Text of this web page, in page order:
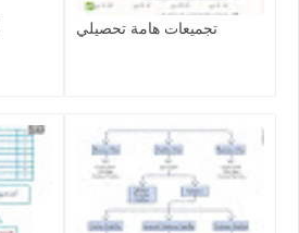
تجميعات هامة تحصيلي